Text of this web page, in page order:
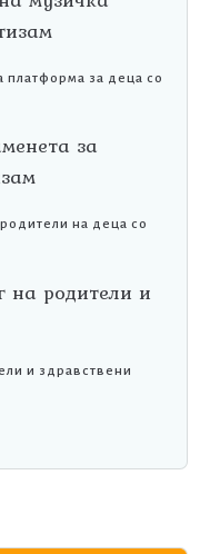
платформа за деца со
на деца со
и здравствени